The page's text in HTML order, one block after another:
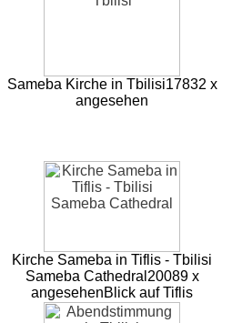
Sameba Kirche in Tbilisi17832 x
angesehen
Kirche Sameba in Tiflis - Tbilisi
Sameba Cathedral 20089 x
angesehenBlick auf Tiflis